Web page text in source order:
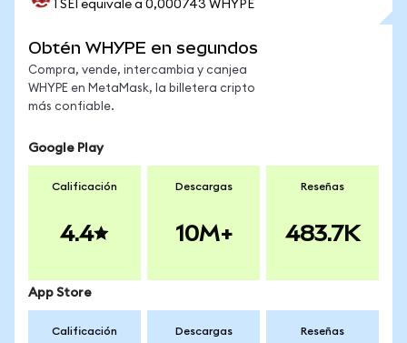
1 SEI equivale a 0,000743 WHYPE
Obtén WHYPE en segundos
Compra, vende, intercambia y canjea
WHYPE en MetaMask, la billetera cripto
más confiable.
Google Play
Calificación
4.4
Descargas
10M+
Reseñas
483.7K
App Store
Calificación Descargas Reseñas